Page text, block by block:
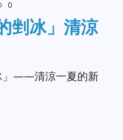
0
剉冰」清涼
」——清涼一夏的新